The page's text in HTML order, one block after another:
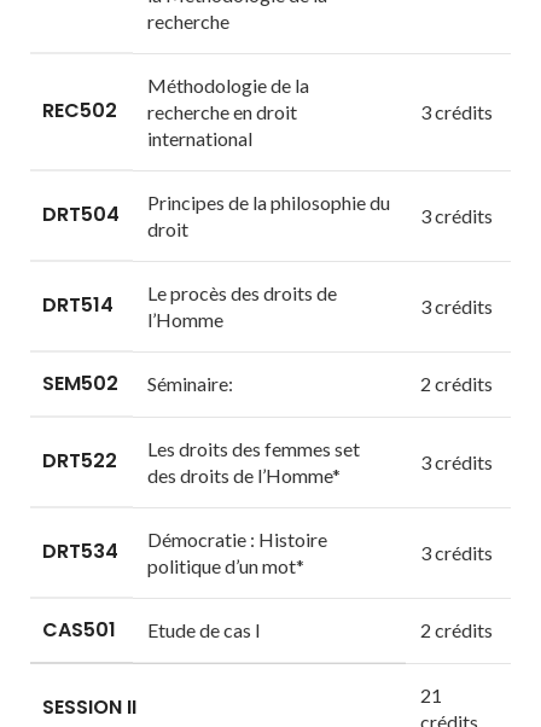
recherche
REC502
Méthodologie de la
recherche en droit
international
3 crédits
DRT504
Principes de la philosophie du
droit
3 crédits
DRT514
Le procès des droits de
l’Homme
3 crédits
SEM502 Séminaire: 2 crédits
DRT522
Les droits des femmes set
des droits de l’Homme*
3 crédits
DRT534
Démocratie : Histoire
politique d’un mot*
3 crédits
CAS501 Etude de cas I 2 crédits
SESSION II
21
crédits